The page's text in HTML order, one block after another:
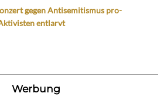
gegen Antisemitismus pro-
entlarvt
Werbung